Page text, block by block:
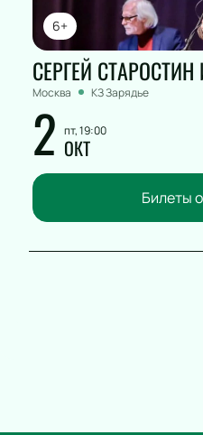
6+
СЕРГЕЙ
Москва КЗ Зарядье
2 пт, 19:00
ОКТ
Билеты